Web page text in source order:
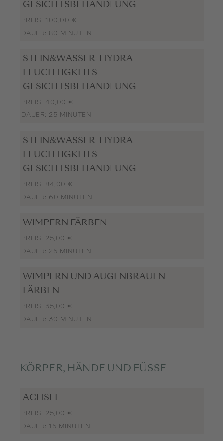
GESICHTSBEHANDLUNG
PREIS: 100,00 €
DAUER: 80 MINUTEN
STEIN&WASSER-HYDRA-
FEUCHTIGKEITS-
GESICHTSBEHANDLUNG
PREIS: 40,00 €
DAUER: 25 MINUTEN
STEIN&WASSER-HYDRA-
FEUCHTIGKEITS-
GESICHTSBEHANDLUNG
PREIS: 84,00 €
DAUER: 60 MINUTEN
WIMPERN FÄRBEN
PREIS: 25,00 €
DAUER: 25 MINUTEN
WIMPERN UND AUGENBRAUEN
FÄRBEN
PREIS: 35,00 €
DAUER: 30 MINUTEN
KÖRPER, HÄNDE UND FÜSSE
ACHSEL
PREIS: 25,00 €
DAUER: 15 MINUTEN